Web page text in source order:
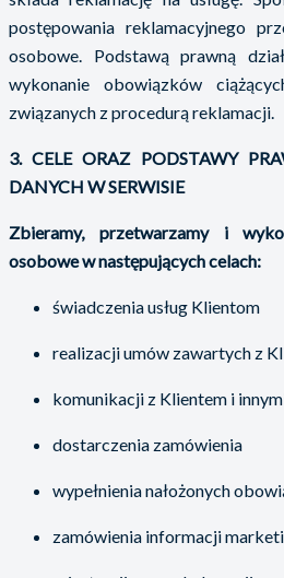
postępowania reklamacyjnego
osobowe. Podstawą prawną
wykonanie obowiązków
związanych z procedurą reklamacji.
3. CELE ORAZ PODSTAWY
DANYCH W SERWISIE
Zbieramy, przetwarzamy i
osobowe w następujących celach:
świadczenia usług Klientom
realizacji umów zawartych z
komunikacji z Klientem i
dostarczenia zamówienia
wypełnienia nałożonych
zamówienia informacji